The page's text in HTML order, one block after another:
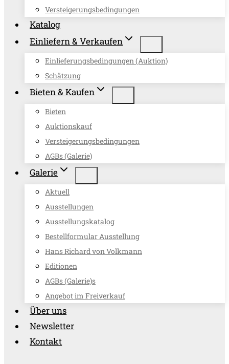
Versteigerungsbedingungen
Katalog
Einliefern & Verkaufen
Einlieferungsbedingungen (Auktion)
Schätzung
Bieten & Kaufen
Bieten
Auktionskauf
Versteigerungsbedingungen
AGBs (Galerie)
Galerie
Aktuell
Ausstellungen
Ausstellungskatalog
Bestellformular Ausstellung
Hans Richard von Volkmann
Editionen
AGBs (Galerie)s
Angebot im Freiverkauf
Über uns
Newsletter
Kontakt